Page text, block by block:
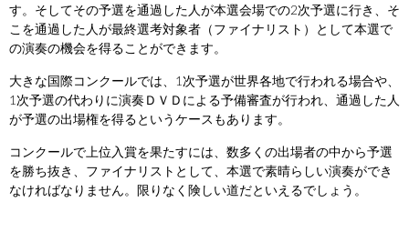
す。そしてその予選を通過した人が本選会場での2次予選に行き、そ
こを通過した人が最終選考対象者（ファイナリスト）として本選で
の演奏の機会を得ることができます。
大きな国際コンクールでは、1次予選が世界各地で行われる場合や、
1次予選の代わりに演奏ＤＶＤによる予備審査が行われ、通過した人
が予選の出場権を得るというケースもあります。
コンクールで上位入賞を果たすには、数多くの出場者の中から予選
を勝ち抜き、ファイナリストとして、本選で素晴らしい演奏ができ
なければなりません。限りなく険しい道だといえるでしょう。